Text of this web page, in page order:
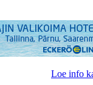
Loe info